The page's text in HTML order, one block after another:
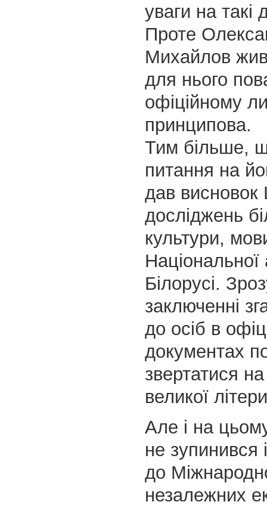
уваги на такі
Проте
Михайлов
для нього
офіційному
принципова.
Тим більше,
питання на
дав висновок
досліджень
культури,
Національної
Білорусі.
заключенні
до осіб в
документах
звертатися
великої
Але і на
не зупинився
до
незалежних